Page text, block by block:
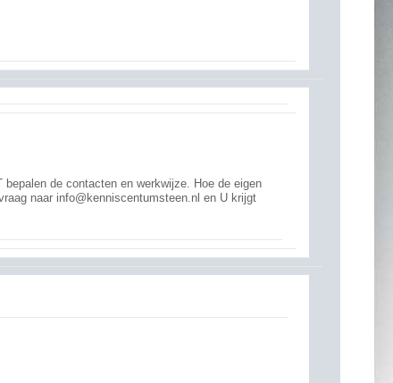
de contacten en werkwijze. Hoe de eigen
naar info@kenniscentumsteen.nl en U krijgt